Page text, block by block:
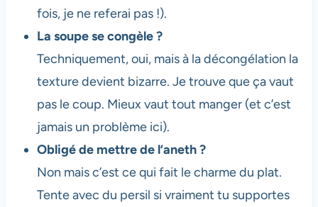
fois, je ne referai pas !).
La soupe se congèle ?
Techniquement, oui, mais à la décongélation la
texture devient bizarre. Je trouve que ça vaut
pas le coup. Mieux vaut tout manger (et c’est
jamais un problème ici).
Obligé de mettre de l’aneth ?
Non mais c’est ce qui fait le charme du plat.
Tente avec du persil si vraiment tu supportes